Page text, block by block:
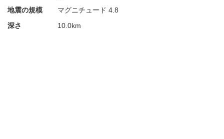
地震の規模
マグニチュード 4.8
深さ
10.0km